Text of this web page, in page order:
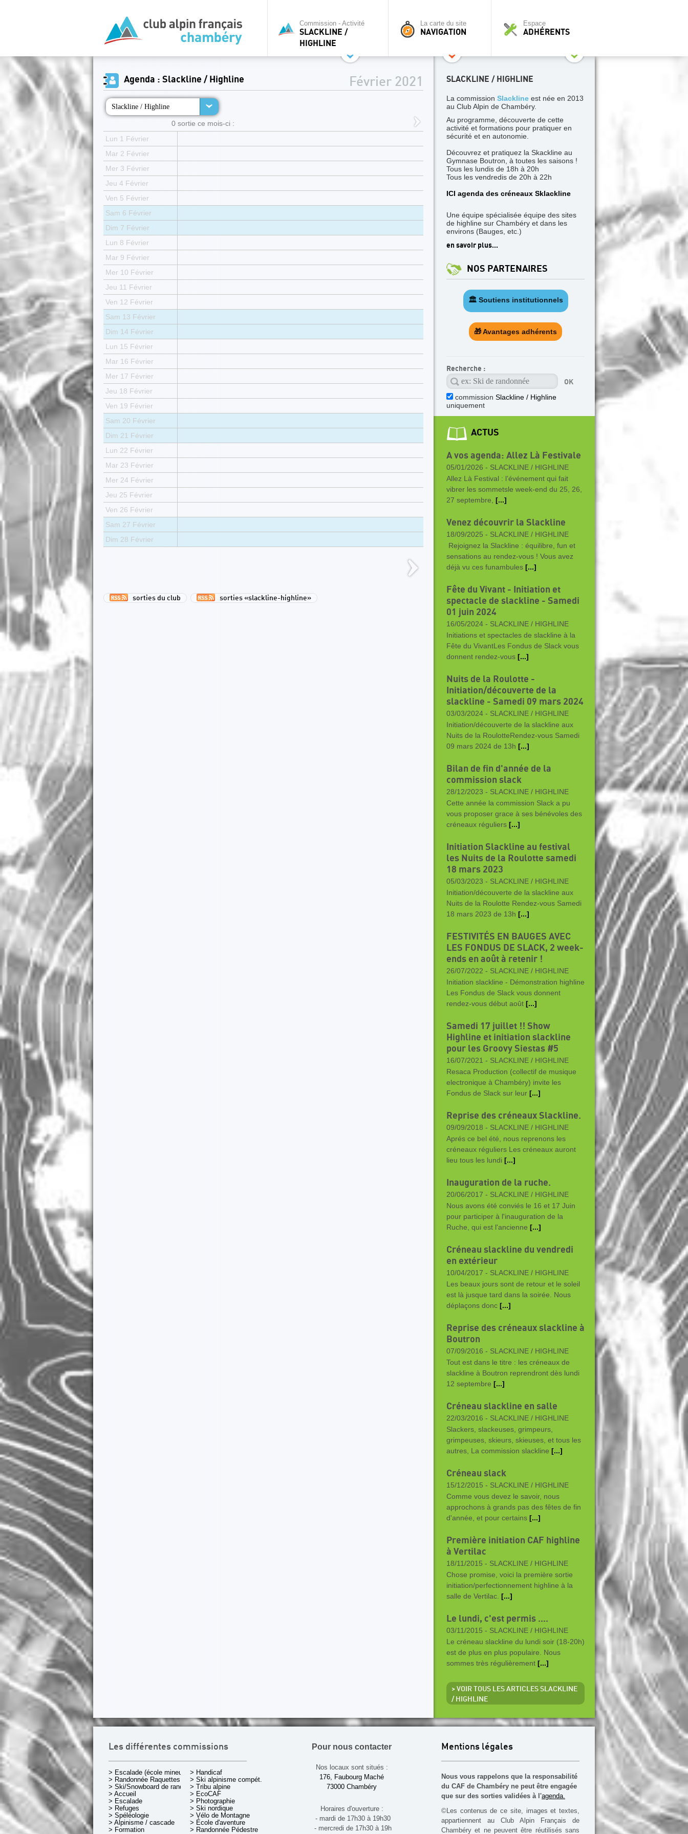
Commission - Activité
SLACKLINE /
HIGHLINE
La carte du site
NAVIGATION
Espace
ADHÉRENTS
Agenda : Slackline / Highline
Slackline / Highline
Février 2021
0 sortie ce mois-ci :
Lun 1 Février
Mar 2 Février
Mer 3 Février
Jeu 4 Février
Ven 5 Février
Sam 6 Février
Dim 7 Février
Lun 8 Février
Mar 9 Février
Mer 10 Février
Jeu 11 Février
Ven 12 Février
Sam 13 Février
Dim 14 Février
Lun 15 Février
Mar 16 Février
Mer 17 Février
Jeu 18 Février
Ven 19 Février
Sam 20 Février
Dim 21 Février
Lun 22 Février
Mar 23 Février
Mer 24 Février
Jeu 25 Février
Ven 26 Février
Sam 27 Février
Dim 28 Février
sorties du club sorties «slackline-highline»
SLACKLINE / HIGHLINE
La commission Slackline est née en 2013
au Club Alpin de Chambéry.
Au programme, découverte de cette
activité et formations pour pratiquer en
sécurité et en autonomie.
Découvrez et pratiquez la Skackline au
Gymnase Boutron, à toutes les saisons !
Tous les lundis de 18h à 20h
Tous les vendredis de 20h à 22h
ICI agenda des créneaux Sklackline
Une équipe spécialisée équipe des sites
de highline sur Chambéry et dans les
environs (Bauges, etc.)
en savoir plus...
NOS PARTENAIRES
🏛️ Soutiens institutionnels
🎁 Avantages adhérents
Recherche :
commission Slackline / Highline
uniquement
ACTUS
A vos agenda: Allez Là Festivale
05/01/2026 - SLACKLINE / HIGHLINE
Allez Là Festival : l’événement qui fait
vibrer les sommetsle week-end du 25, 26,
27 septembre, [...]
Venez découvrir la Slackline
18/09/2025 - SLACKLINE / HIGHLINE
Rejoignez la Slackline : équilibre, fun et
sensations au rendez-vous ! Vous avez
déjà vu ces funambules [...]
Fête du Vivant - Initiation et
spectacle de slackline - Samedi
01 juin 2024
16/05/2024 - SLACKLINE / HIGHLINE
Initiations et spectacles de slackline à la
Fête du VivantLes Fondus de Slack vous
donnent rendez-vous [...]
Nuits de la Roulotte -
Initiation/découverte de la
slackline - Samedi 09 mars 2024
03/03/2024 - SLACKLINE / HIGHLINE
Initiation/découverte de la slackline aux
Nuits de la RoulotteRendez-vous Samedi
09 mars 2024 de 13h [...]
Bilan de fin d'année de la
commission slack
28/12/2023 - SLACKLINE / HIGHLINE
Cette année la commission Slack a pu
vous proposer grace à ses bénévoles des
créneaux réguliers [...]
Initiation Slackline au festival
les Nuits de la Roulotte samedi
18 mars 2023
05/03/2023 - SLACKLINE / HIGHLINE
Initiation/découverte de la slackline aux
Nuits de la Roulotte Rendez-vous Samedi
18 mars 2023 de 13h [...]
FESTIVITÉS EN BAUGES AVEC
LES FONDUS DE SLACK, 2 week-
ends en août à retenir !
26/07/2022 - SLACKLINE / HIGHLINE
Initiation slackline - Démonstration highline
Les Fondus de Slack vous donnent
rendez-vous début août [...]
Samedi 17 juillet !! Show
Highline et initiation slackline
pour les Groovy Siestas #5
16/07/2021 - SLACKLINE / HIGHLINE
Resaca Production (collectif de musique
electronique à Chambéry) invite les
Fondus de Slack sur leur [...]
Reprise des créneaux Slackline.
09/09/2018 - SLACKLINE / HIGHLINE
Aprés ce bel été, nous reprenons les
créneaux réguliers Les créneaux auront
lieu tous les lundi [...]
Inauguration de la ruche.
20/06/2017 - SLACKLINE / HIGHLINE
Nous avons été conviés le 16 et 17 Juin
pour participer à l'inauguration de la
Ruche, qui est l'ancienne [...]
Créneau slackline du vendredi
en extérieur
10/04/2017 - SLACKLINE / HIGHLINE
Les beaux jours sont de retour et le soleil
est là jusque tard dans la soirée. Nous
déplaçons donc [...]
Reprise des créneaux slackline à
Boutron
07/09/2016 - SLACKLINE / HIGHLINE
Tout est dans le titre : les créneaux de
slackline à Boutron reprendront dès lundi
12 septembre [...]
Créneau slackline en salle
22/03/2016 - SLACKLINE / HIGHLINE
Slackers, slackeuses, grimpeurs,
grimpeuses, skieurs, skieuses, et tous les
autres, La commission slackline [...]
Créneau slack
15/12/2015 - SLACKLINE / HIGHLINE
Comme vous devez le savoir, nous
approchons à grands pas des fêtes de fin
d'année, et pour certains [...]
Première initiation CAF highline
à Vertilac
18/11/2015 - SLACKLINE / HIGHLINE
Chose promise, voici la première sortie
initiation/perfectionnement highline à la
salle de Vertilac. [...]
Le lundi, c'est permis ....
03/11/2015 - SLACKLINE / HIGHLINE
Le créneau slackline du lundi soir (18-20h)
est de plus en plus populaire. Nous
sommes très régulièrement [...]
> VOIR TOUS LES ARTICLES SLACKLINE
/ HIGHLINE
Les différentes commissions
> Escalade (école mineurs)
> Randonnée Raquettes
> Ski/Snowboard de rando.
> Accueil
> Escalade
> Refuges
> Spéléologie
> Alpinisme / cascade
> Formation
> Handicaf
> Ski alpinisme compét.
> Tribu alpine
> EcoCAF
> Photographie
> Ski nordique
> Vélo de Montagne
> École d'aventure
> Randonnée Pédestre
Pour nous contacter
Nos locaux sont situés :
176, Faubourg Maché
73000 Chambéry
Horaires d'ouverture :
- mardi de 17h30 à 19h30
- mercredi de 17h30 à 19h
Mentions légales
Nous vous rappelons que la responsabilité
du CAF de Chambéry ne peut être engagée
que sur des sorties validées à l'agenda.
©Les contenus de ce site, images et textes,
appartiennent au Club Alpin Français de
Chambéry et ne peuvent être réutilisés sans